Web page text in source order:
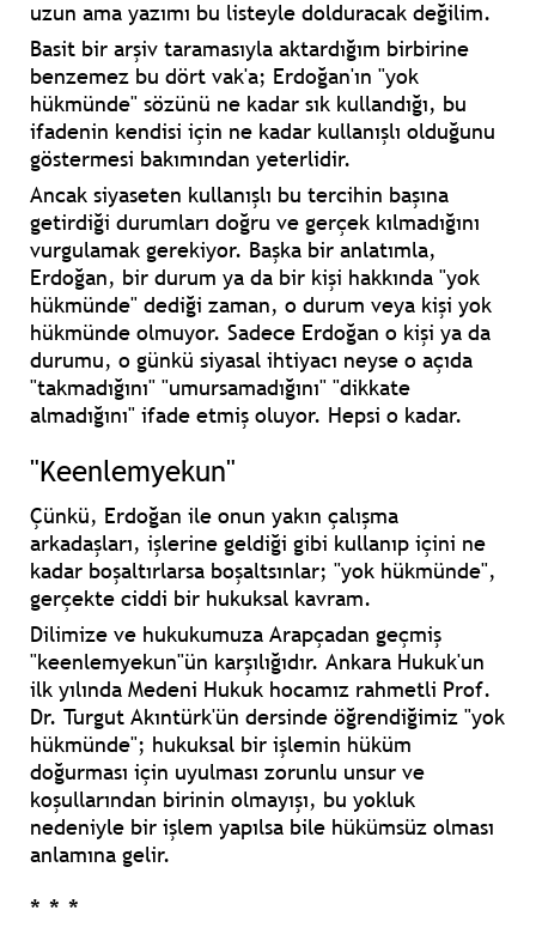
uzun ama yazımı bu listeyle dolduracak değilim.
Basit bir arşiv taramasıyla aktardığım birbirine
benzemez bu dört vak'a; Erdoğan'ın "yok
hükmünde" sözünü ne kadar sık kullandığı, bu
ifadenin kendisi için ne kadar kullanışlı olduğunu
göstermesi bakımından yeterlidir.
Ancak siyaseten kullanışlı bu tercihin başına
getirdiği durumları doğru ve gerçek kılmadığını
vurgulamak gerekiyor. Başka bir anlatımla,
Erdoğan, bir durum ya da bir kişi hakkında "yok
hükmünde" dediği zaman, o durum veya kişi yok
hükmünde olmuyor. Sadece Erdoğan o kişi ya da
durumu, o günkü siyasal ihtiyacı neyse o açıda
"takmadığını" "umursamadığını" "dikkate
almadığını" ifade etmiş oluyor. Hepsi o kadar.
"Keenlemyekun"
Çünkü, Erdoğan ile onun yakın çalışma
arkadaşları, işlerine geldiği gibi kullanıp içini ne
kadar boşaltırlarsa boşaltsınlar; "yok hükmünde",
gerçekte ciddi bir hukuksal kavram.
Dilimize ve hukukumuza Arapçadan geçmiş
"keenlemyekun"ün karşılığıdır. Ankara Hukuk'un
ilk yılında Medeni Hukuk hocamız rahmetli Prof.
Dr. Turgut Akıntürk'ün dersinde öğrendiğimiz "yok
hükmünde"; hukuksal bir işlemin hüküm
doğurması için uyulması zorunlu unsur ve
koşullarından birinin olmayışı, bu yokluk
nedeniyle bir işlem yapılsa bile hükümsüz olması
anlamına gelir.
* * *